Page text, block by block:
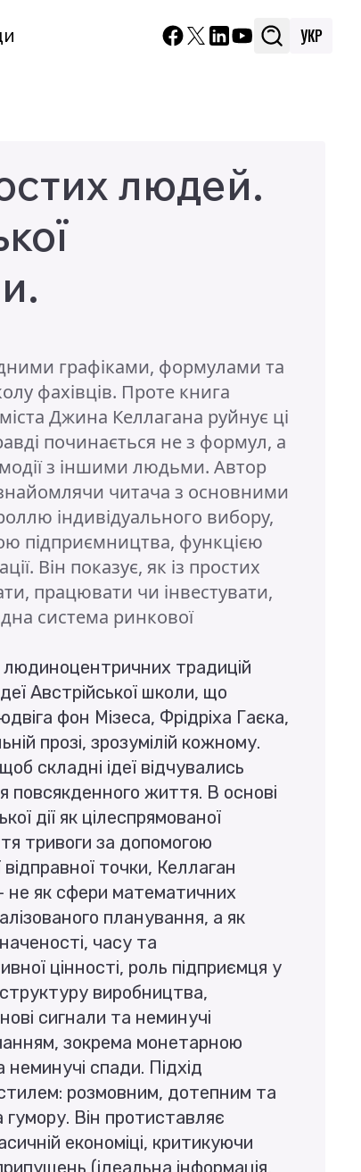
УКР
УКР
людей.
графіками, формулами та
фахівців. Проте книга
Джина Келлагана руйнує ці
починається не з формул, а
з іншими людьми. Автор
читача з основними
індивідуального вибору,
підприємництва, функцією
Він показує, як із простих
працювати чи інвестувати,
система ринкової
людиноцентричних традицій
Австрійської школи, що
фон Мізеса, Фрідріха Гаєка,
прозі, зрозумілій кожному.
складні ідеї відчувались
повсякденного життя. В основі
дії як цілеспрямованої
тривоги за допомогою
точки, Келлаган
не як сфери математичних
планування, а як
часу та
цінності, роль підприємця у
виробництва,
сигнали та неминучі
зокрема монетарною
спади. Підхід
розмовним, дотепним та
Він протиставляє
економіці, критикуючи
(ідеальна інформація,